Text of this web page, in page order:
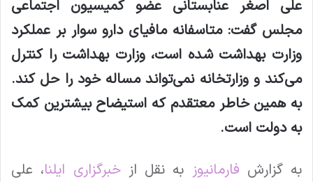
علی اصغر عنابستانی عضو کمیسیون اجتماعی
مجلس گفت: متاسفانه مافیای دارو سوار بر عملکرد
وزارت بهداشت شده است، وزارت بهداشت را کنترل
می‌کند و وزارتخانه نمی‌تواند مساله خود را حل کند.
به همین خاطر معتقدم که استیضاح بیشترین کمک
به دولت است.
به گزارش فارمانیوز به نقل ازخبرگزاری ایلنا، علی